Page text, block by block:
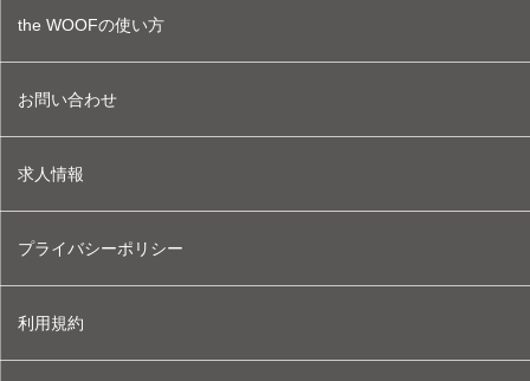
the WOOFの使い方
お問い合わせ
求人情報
プライバシーポリシー
利用規約